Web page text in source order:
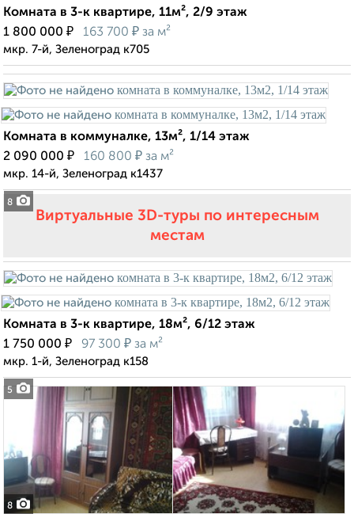
Комната в 3-к квартире, 11м², 2/9 этаж
1 800 000 ₽ 163 700 ₽ за м²
мкр. 7-й, Зеленоград к705
8
Комната в коммуналке, 13м², 1/14 этаж
2 090 000 ₽ 160 800 ₽ за м²
мкр. 14-й, Зеленоград к1437
Виртуальные 3D-туры по интересным
местам
5
Комната в 3-к квартире, 18м², 6/12 этаж
1 750 000 ₽ 97 300 ₽ за м²
мкр. 1-й, Зеленоград к158
8